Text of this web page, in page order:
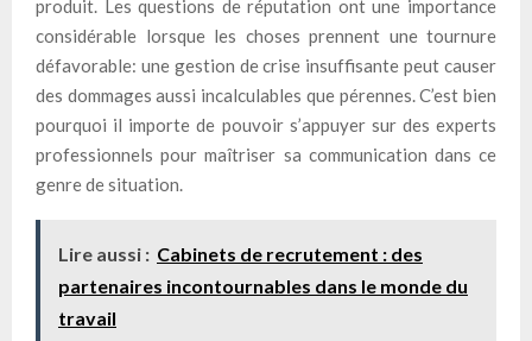
produit. Les questions de réputation ont une importance
considérable lorsque les choses prennent une tournure
défavorable: une gestion de crise insuffisante peut causer
des dommages aussi incalculables que pérennes. C’est bien
pourquoi il importe de pouvoir s’appuyer sur des experts
professionnels pour maîtriser sa communication dans ce
genre de situation.
Lire aussi : Cabinets de recrutement : des
partenaires incontournables dans le monde du
travail